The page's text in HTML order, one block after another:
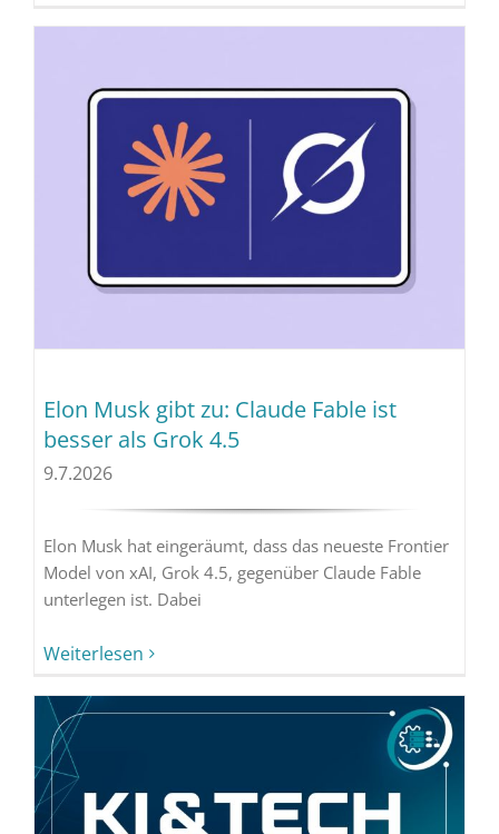
Elon Musk gibt zu: Claude Fable ist
besser als Grok 4.5
9.7.2026
Elon Musk hat eingeräumt, dass das neueste Frontier
Model von xAI, Grok 4.5, gegenüber Claude Fable
unterlegen ist. Dabei
Weiterlesen